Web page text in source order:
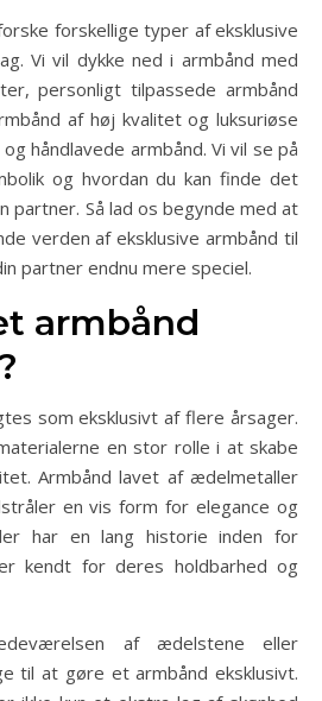
forskellige typer af eksklusive
Vi vil dykke ned i armbånd med
personligt tilpassede armbånd
af høj kvalitet og luksuriøse
håndlavede armbånd. Vi vil se på
og hvordan du kan finde det
partner. Så lad os begynde med at
verden af eksklusive armbånd til
partner endnu mere speciel.
armbånd
som eksklusivt af flere årsager.
en stor rolle i at skabe
Armbånd lavet af ædelmetaller
en vis form for elegance og
har en lang historie inden for
kendt for deres holdbarhed og
af ædelstene eller
til at gøre et armbånd eksklusivt.